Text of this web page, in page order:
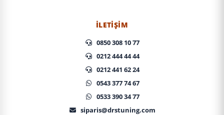
İLETIŞIM
0850 308 10 77
0212 444 44 44
0212 441 62 24
0543 377 74 67
0533 390 34 77
siparis@drstuning.com